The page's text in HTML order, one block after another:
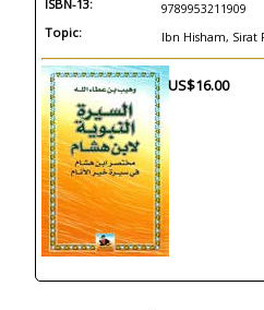
ISBN-13: 9789953211909
Topic: Ibn Hisham, Sirat
US$16.00